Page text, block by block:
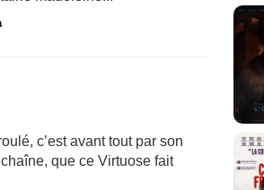
c’est avant tout par son
que ce Virtuose fait